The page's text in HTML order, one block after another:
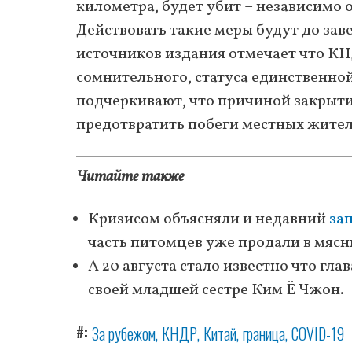
километра, будет убит –
Действовать такие меры будут до
источников издания отмечает что
сомнительного, статуса
подчеркивают, что причиной
предотвратить побеги местных
Читайте также
Кризисом объясняли и недавний
часть питомцев уже продали в
А 20 августа стало известно что
своей младшей сестре Ким Ё Чжон.
# За рубежом КНДР Китай граница COVID-19